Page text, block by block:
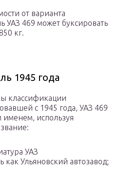
от варианта
УАЗ 469 может буксировать
кг.
1945 года
классификации
с 1945 года, УАЗ 469
именем, используя
УАЗ
Ульяновский автозавод;